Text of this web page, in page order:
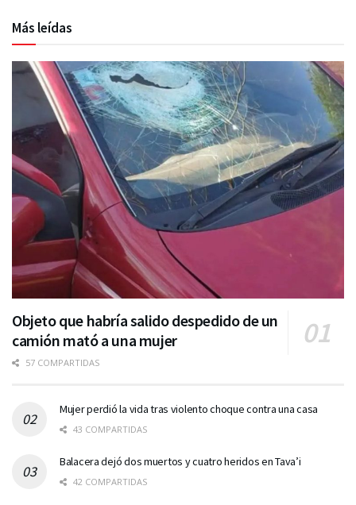
Más leídas
Objeto que habría salido despedido de un
camión mató a una mujer
57 COMPARTIDAS
Mujer perdió la vida tras violento choque contra una casa
43 COMPARTIDAS
Balacera dejó dos muertos y cuatro heridos en Tava’i
42 COMPARTIDAS